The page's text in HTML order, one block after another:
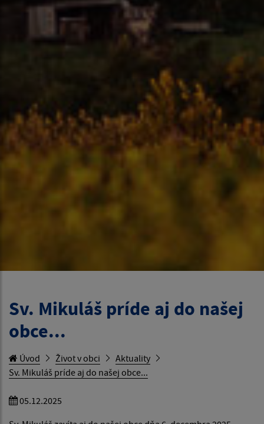
Sv. Mikuláš príde aj do našej
obce...
Úvod Život v obci
Aktuality
Sv. Mikuláš príde aj do našej obce...
05.12.2025